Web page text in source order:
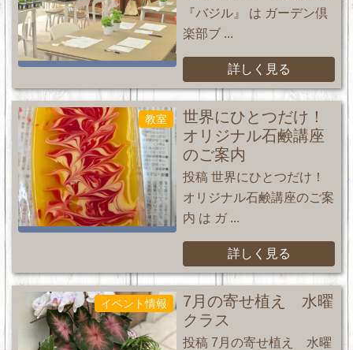
『バジル』 は ガーデン倶
楽部ブ ...
詳しく見る
教室
世界にひとつだけ！
オリジナル石鹸講座
のご案内
投稿 世界にひとつだけ！
オリジナル石鹸講座のご案
内 は ガ ...
詳しく見る
イベント情報
7月の寄せ植え 水曜
クラス
投稿 7月の寄せ植え 水曜